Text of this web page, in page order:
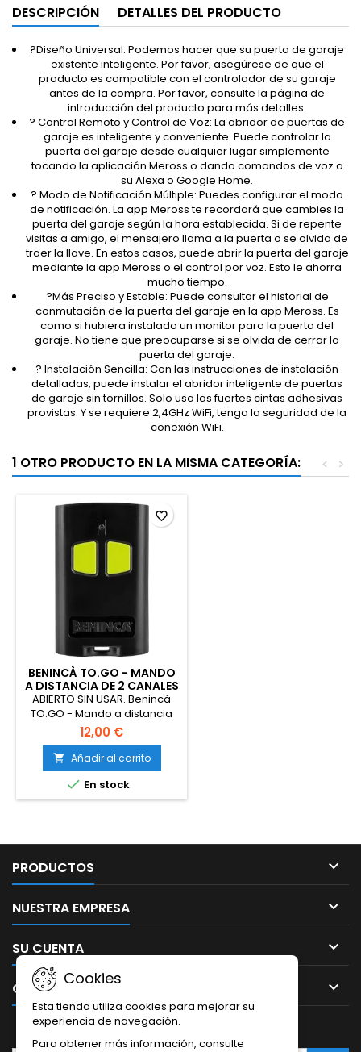
DESCRIPCIÓN DETALLES DEL PRODUCTO
?️Diseño Universal: Podemos hacer que su puerta de garaje
existente inteligente. Por favor, asegúrese de que el
producto es compatible con el controlador de su garaje
antes de la compra. Por favor, consulte la página de
introducción del producto para más detalles.
?️ Control Remoto y Control de Voz: La abridor de puertas de
garaje es inteligente y conveniente. Puede controlar la
puerta del garaje desde cualquier lugar simplemente
tocando la aplicación Meross o dando comandos de voz a
su Alexa o Google Home.
?️ Modo de Notificación Múltiple: Puedes configurar el modo
de notificación. La app Meross te recordará que cambies la
puerta del garaje según la hora establecida. Si de repente
visitas a amigo, el mensajero llama a la puerta o se olvida de
traer la llave. En estos casos, puede abrir la puerta del garaje
mediante la app Meross o el control por voz. Esto le ahorra
mucho tiempo.
?️Más Preciso y Estable: Puede consultar el historial de
conmutación de la puerta del garaje en la app Meross. Es
como si hubiera instalado un monitor para la puerta del
garaje. No tiene que preocuparse si se olvida de cerrar la
puerta del garaje.
?️ Instalación Sencilla: Con las instrucciones de instalación
detalladas, puede instalar el abridor inteligente de puertas
de garaje sin tornillos. Solo usa las fuertes cintas adhesivas
provistas. Y se requiere 2,4GHz WiFi, tenga la seguridad de la
conexión WiFi.
1 OTRO PRODUCTO EN LA MISMA CATEGORÍA: >
<
BENINCÀ TO.GO - MANDO
A DISTANCIA DE 2 CANALES
DE 2 VA 433,92 MHZ
ABIERTO SIN USAR. Benincà
TO.GO - Mando a distancia
de 2 canales de 2 VA 433,92
MHz con codificación dual y
código rodante avanzado,
transmisión de 128 y 68 bits
12,00 €
 Añadir al carrito
 En stock
favorite_border
PRODUCTOS 
NUESTRA EMPRESA 
SU CUENTA 
CONTACTO 
Cookies
Esta tienda utiliza cookies para mejorar su
experiencia de navegación.
Para obtener más información, consulte
BOLETÍN